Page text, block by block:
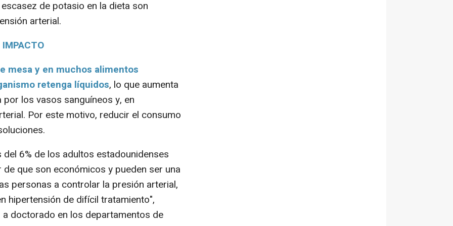
de potasio en la dieta son
arterial.
mesa y en muchos alimentos
retenga líquidos, lo que aumenta
los vasos sanguíneos y, en
Por este motivo, reducir el consumo
6% de los adultos estadounidenses
que son económicos y pueden ser una
personas a controlar la presión arterial,
hipertensión de difícil tratamiento",
doctorado en los departamentos de